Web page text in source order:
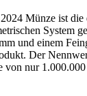
Münze ist die
System
und einem
Der
von nur